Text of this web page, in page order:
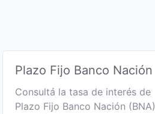
Plazo Fijo Banco Nación
Consultá la tasa de interés de
Plazo Fijo Banco Nación (BNA)